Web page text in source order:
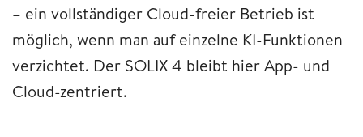
– ein vollständiger Cloud-freier Betrieb ist
möglich, wenn man auf einzelne KI-Funktionen
verzichtet. Der SOLIX 4 bleibt hier App- und
Cloud-zentriert.